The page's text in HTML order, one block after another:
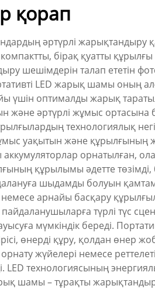
қорап
әртүрлі жарықтандыру
бірақ қуатты
шешімдерін талап ететін
LED жарық шамы оның
үшін оптималды жарық
және әртүрлі жұмыс ортасына
технологиялық
уақытын және құрылғының
орнатылған,
құрылымы әдетте төзімді,
шыдамды болуын
арнайы басқару
түрлі түс
мүмкіндік береді.
өнерді құру, қолдан өнер
жүйелері немесе
технологиясының
шамы – тұрақты